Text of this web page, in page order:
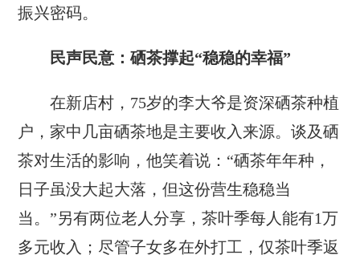
振兴密码。
民声民意：硒茶撑起“稳稳的幸福”
在新店村，75岁的李大爷是资深硒茶种植
户，家中几亩硒茶地是主要收入来源。谈及硒
茶对生活的影响，他笑着说：“硒茶年年种，
日子虽没大起大落，但这份营生稳稳当
当。”另有两位老人分享，茶叶季每人能有1万
多元收入；尽管子女多在外打工，仅茶叶季返